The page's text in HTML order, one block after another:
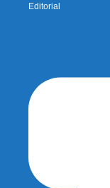
Editorial